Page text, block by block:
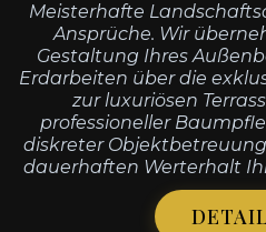
Meisterhafte
Ansprüche. Wir
Gestaltung Ihres
Erdarbeiten über die
zur luxuriösen
professioneller
diskreter
dauerhaften Werterhalt